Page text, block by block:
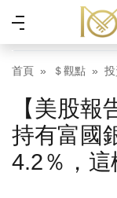
Skip to main
首頁 ＄觀點
【美股
持有富國
4.2％，這